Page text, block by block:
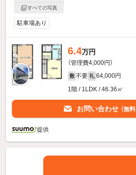
すべての写真
駐車場あり
6.4万円
（管理費4,000円）
敷 不要 礼 64,000円
1階 / 1LDK / 46.36㎡
お問い合わせ （無料
提供